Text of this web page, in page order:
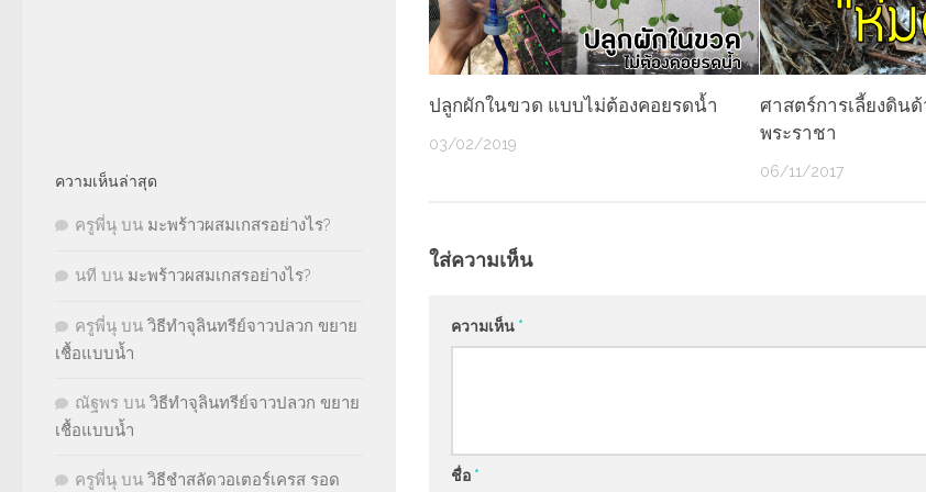
ปลูกผักในขวด แบบไม่ต้องคอยรดน้ำ
03/02/2019
ศาสตร์การเลี้ยงดิน
พระราชา
06/11/2017
ใส่ความเห็น
ความเห็น *
ชื่อ *
ความเห็นล่าสุด
ครูพี่นุ บน มะพร้าวผสมเกสรอย่างไร?
นที บน มะพร้าวผสมเกสรอย่างไร?
ครูพี่นุ บน วิธีทำจุลินทรีย์จาวปลวก ขยาย
เชื้อแบบน้ำ
ณัฐพร บน วิธีทำจุลินทรีย์จาวปลวก ขยาย
เชื้อแบบน้ำ
ครูพี่นุ บน วิธีชำสลัดวอเตอร์เครส รอด